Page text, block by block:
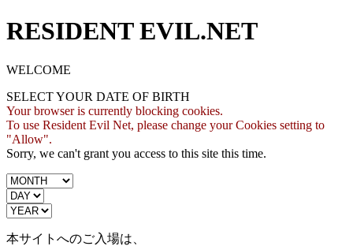
RESIDENT EVIL.NET
WELCOME
SELECT YOUR DATE OF BIRTH
Your browser is currently blocking cookies.
To use Resident Evil Net, please change your Cookies setting to
"Allow".
Sorry, we can't grant you access to this site this time.
本サイトへのご入場は、